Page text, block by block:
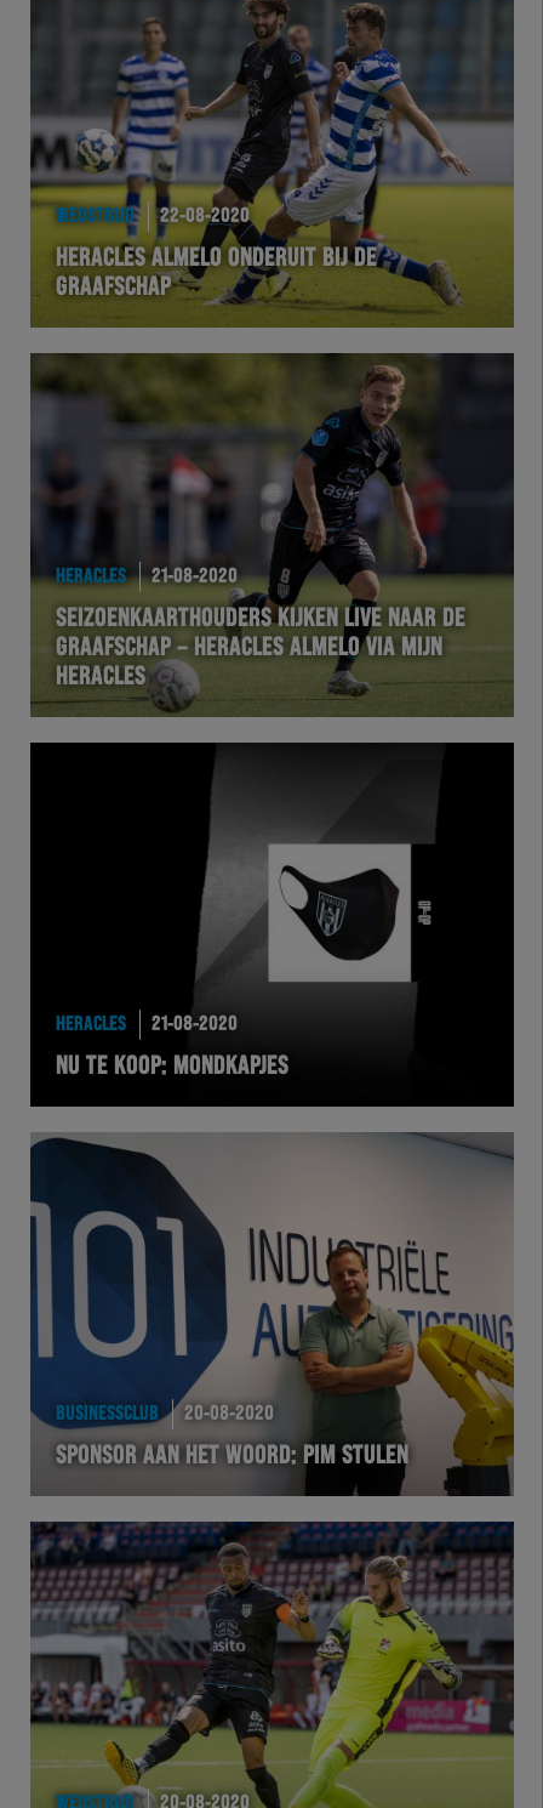
WEDSTRIJD 22-08-2020
HERACLES ALMELO ONDERUIT BIJ DE
GRAAFSCHAP
HERACLES 21-08-2020
SEIZOENKAARTHOUDERS KIJKEN LIVE NAAR DE
GRAAFSCHAP – HERACLES ALMELO VIA MIJN
HERACLES
HERACLES 21-08-2020
NU TE KOOP: MONDKAPJES
BUSINESSCLUB 20-08-2020
SPONSOR AAN HET WOORD: PIM STULEN
WEDSTRIJD 20-08-2020